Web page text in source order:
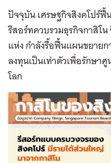
ปัจจุบัน เศรษฐกิจสิงคโปร์ฟื้
รีสอร์ทควบรวมธุรกิจกาสิโ
แห่ง กำลังรื้อฟื้นแผนขยาย
ลงทุนเป็นเท่าตัวเพื่อรักษา
โลก